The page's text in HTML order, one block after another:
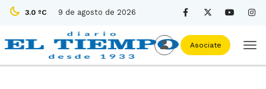
3.0 ºC 9 de agosto de 2026
Asociate